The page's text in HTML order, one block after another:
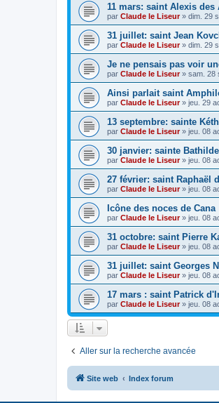
11 mars: saint Alexis des
par Claude le Liseur» dim. 29
31 juillet: saint Jean
par Claude le Liseur» dim. 29
Je ne pensais pas voir
par Claude le Liseur» sam. 28
Ainsi parlait saint
par Claude le Liseur» jeu. 29
13 septembre: sainte
par Claude le Liseur» jeu. 08
30 janvier: sainte
par Claude le Liseur» jeu. 08
27 février: saint Raphaël
par Claude le Liseur» jeu. 08
Icône des noces de Cana
par Claude le Liseur» jeu. 08
31 octobre: saint Pierre
par Claude le Liseur» jeu. 08
31 juillet: saint Georges
par Claude le Liseur» jeu. 08
17 mars : saint Patrick
par Claude le Liseur» jeu. 08
Aller sur la recherche avancée
Site web Index forum